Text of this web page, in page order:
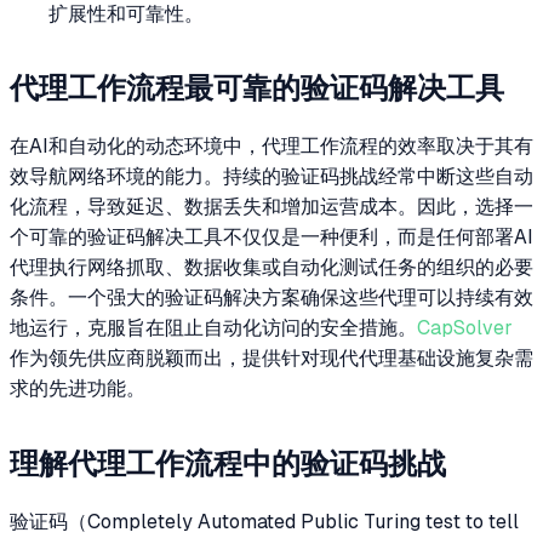
扩展性和可靠性。
代理工作流程最可靠的验证码解决工具
在AI和自动化的动态环境中，代理工作流程的效率取决于其有
效导航网络环境的能力。持续的验证码挑战经常中断这些自动
化流程，导致延迟、数据丢失和增加运营成本。因此，选择一
个可靠的验证码解决工具不仅仅是一种便利，而是任何部署AI
代理执行网络抓取、数据收集或自动化测试任务的组织的必要
条件。一个强大的验证码解决方案确保这些代理可以持续有效
地运行，克服旨在阻止自动化访问的安全措施。 CapSolver
作为领先供应商脱颖而出，提供针对现代代理基础设施复杂需
求的先进功能。
理解代理工作流程中的验证码挑战
验证码（Completely Automated Public Turing test to tell